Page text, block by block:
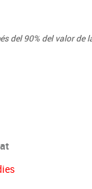
del 90% del valor de